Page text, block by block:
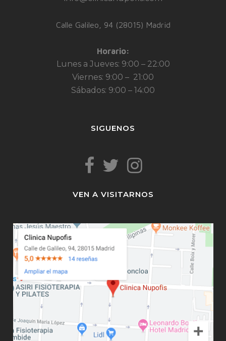
Calle Galileo, 94 (28015) Madrid
Horario:
Lunes a Jueves: 9:00 – 22:00
Viernes: 9:00 – 21:00
Sábados: 9:00 – 14:00
SIGUENOS
VEN A VISITARNOS